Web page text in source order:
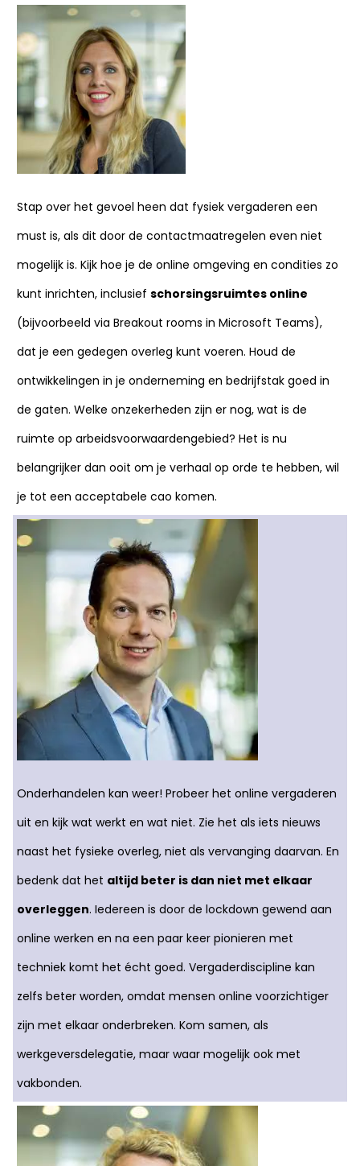
Stap over het gevoel heen dat fysiek vergaderen een
must is, als dit door de contactmaatregelen even niet
mogelijk is. Kijk hoe je de online omgeving en condities zo
kunt inrichten, inclusief schorsingsruimtes online
(bijvoorbeeld via Breakout rooms in Microsoft Teams),
dat je een gedegen overleg kunt voeren. Houd de
ontwikkelingen in je onderneming en bedrijfstak goed in
de gaten. Welke onzekerheden zijn er nog, wat is de
ruimte op arbeidsvoorwaardengebied? Het is nu
belangrijker dan ooit om je verhaal op orde te hebben, wil
je tot een acceptabele cao komen.
Onderhandelen kan weer! Probeer het online vergaderen
uit en kijk wat werkt en wat niet. Zie het als iets nieuws
naast het fysieke overleg, niet als vervanging daarvan. En
bedenk dat het altijd beter is dan niet met elkaar
overleggen. Iedereen is door de lockdown gewend aan
online werken en na een paar keer pionieren met
techniek komt het écht goed. Vergaderdiscipline kan
zelfs beter worden, omdat mensen online voorzichtiger
zijn met elkaar onderbreken. Kom samen, als
werkgeversdelegatie, maar waar mogelijk ook met
vakbonden.